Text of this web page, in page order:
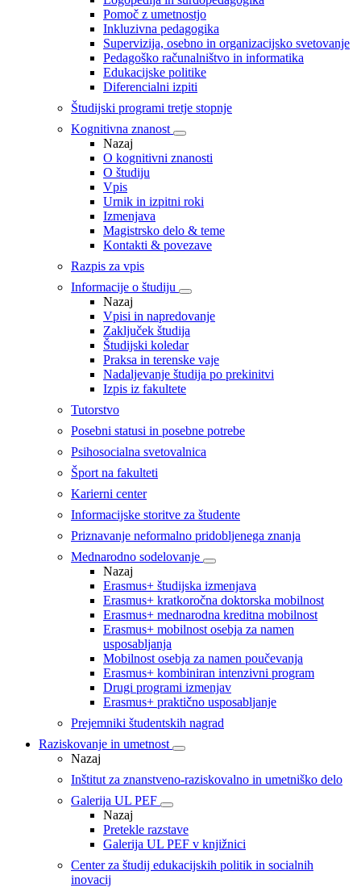
Pomoč z umetnostjo
Inkluzivna pedagogika
Supervizija, osebno in organizacijsko svetovanje
Pedagoško računalništvo in informatika
Edukacijske politike
Diferencialni izpiti
Študijski programi tretje stopnje
Kognitivna znanost
Nazaj
O kognitivni znanosti
O študiju
Vpis
Urnik in izpitni roki
Izmenjava
Magistrsko delo & teme
Kontakti & povezave
Razpis za vpis
Informacije o študiju
Nazaj
Vpisi in napredovanje
Zaključek študija
Študijski koledar
Praksa in terenske vaje
Nadaljevanje študija po prekinitvi
Izpis iz fakultete
Tutorstvo
Posebni statusi in posebne potrebe
Psihosocialna svetovalnica
Šport na fakulteti
Karierni center
Informacijske storitve za študente
Priznavanje neformalno pridobljenega znanja
Mednarodno sodelovanje
Nazaj
Erasmus+ študijska izmenjava
Erasmus+ kratkoročna doktorska mobilnost
Erasmus+ mednarodna kreditna mobilnost
Erasmus+ mobilnost osebja za namen
usposabljanja
Mobilnost osebja za namen poučevanja
Erasmus+ kombiniran intenzivni program
Drugi programi izmenjav
Erasmus+ praktično usposabljanje
Prejemniki študentskih nagrad
Raziskovanje in umetnost
Nazaj
Inštitut za znanstveno-raziskovalno in umetniško delo
Galerija UL PEF
Nazaj
Pretekle razstave
Galerija UL PEF v knjižnici
Center za študij edukacijskih politik in socialnih
inovacij